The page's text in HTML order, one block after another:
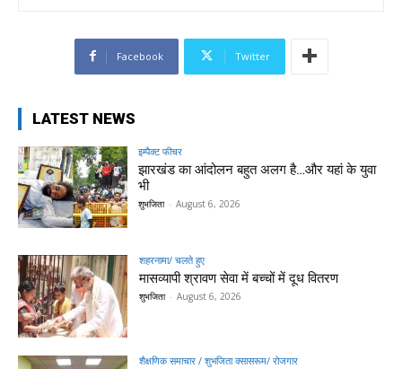
Facebook Twitter
LATEST NEWS
इम्पैक्ट फीचर
झारखंड का आंदोलन बहुत अलग है…और यहां के युवा
भी
शुभजिता - August 6, 2026
शहरनामा/ चलते हुए
मासव्यापी श्रावण सेवा में बच्चों में दूध वितरण
शुभजिता - August 6, 2026
शैक्षणिक समाचार / शुभजिता क्सासरूम/ रोजगार